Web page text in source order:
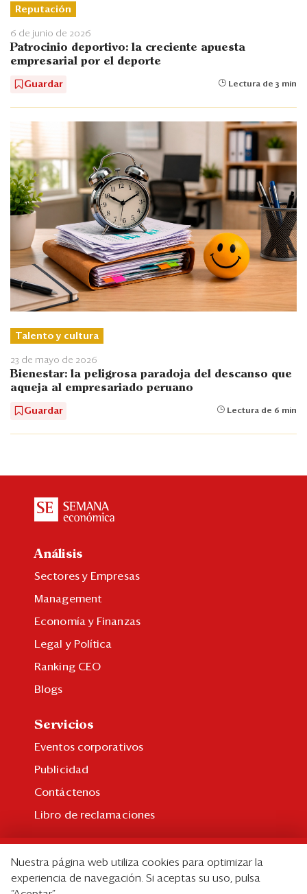
Reputación
6 de junio de 2026
Patrocinio deportivo: la creciente apuesta
empresarial por el deporte
Guardar Lectura de 3 min
Talento y cultura
23 de mayo de 2026
Bienestar: la peligrosa paradoja del descanso que
aqueja al empresariado peruano
Guardar Lectura de 6 min
Análisis
Sectores y Empresas
Management
Economía y Finanzas
Legal y Política
Ranking CEO
Blogs
Servicios
Eventos corporativos
Publicidad
Contáctenos
Libro de reclamaciones
Suscripción individual
Nuestra página web utiliza cookies para optimizar la
experiencia de navegación. Si aceptas su uso, pulsa